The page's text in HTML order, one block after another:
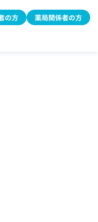
の方 薬局関係者の方